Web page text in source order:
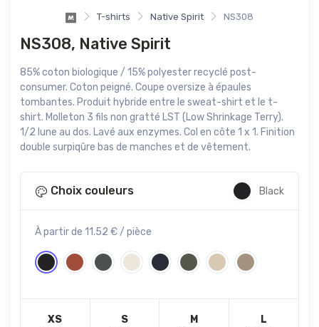
T-shirts Native Spirit NS308
NS308, Native Spirit
85% coton biologique / 15% polyester recyclé post-
consumer. Coton peigné. Coupe oversize à épaules
tombantes. Produit hybride entre le sweat-shirt et le t-
shirt. Molleton 3 fils non gratté LST (Low Shrinkage Terry).
1/2 lune au dos. Lavé aux enzymes. Col en côte 1 x 1. Finition
double surpiqûre bas de manches et de vêtement.
Choix couleurs Black
À partir de 11.52 € / pièce
XS
S
M
L